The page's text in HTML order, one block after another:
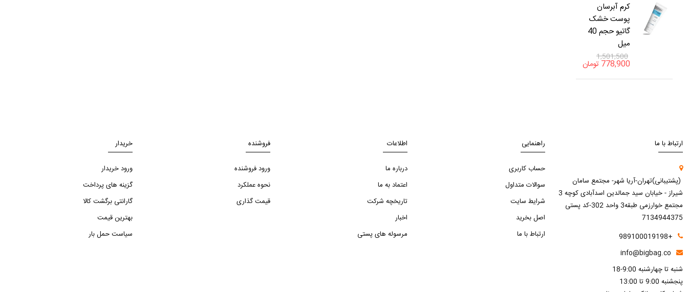
کرم آبرسان
پوست خشک
گاتیو حجم 40
میل
1,501,500
778,900 تومان
ارتباط با ما
(پشتیبانی)تهران-آریا شهر- مجتمع سامان
شیراز - خیابان سید جمالدین اسدآبادی کوچه 3
مجتمع خوارزمی طبقه3 واحد 302-کد پستی
7134944375
+989100019198
info@bigbag.co
شنبه تا چهارشنبه 9:00-18
پنجشنبه 9:00 تا 13:00
راهنمایی
حساب کاربری
سوالات متداول
شرایط سایت
اصل بخرید
ارتباط با ما
اطلاعات
درباره ما
اعتماد به ما
تاریخچه شرکت
اخبار
مرسوله های پستی
فروشنده
ورود فروشنده
نحوه عملکرد
قیمت گذاری
خریدار
ورود خریدار
گزینه های پرداخت
گارانتی برگشت کالا
بهترین قیمت
سیاست حمل بار